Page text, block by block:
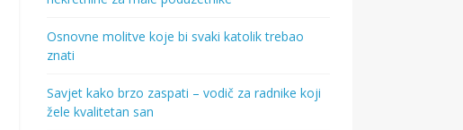
Osnovne molitve koje bi svaki katolik trebao
znati
Savjet kako brzo zaspati – vodič za radnike koji
žele kvalitetan san